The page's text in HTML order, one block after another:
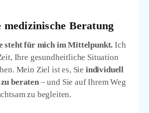
medizinische Beratung
steht für mich im Mittelpunkt. Ich
Ihre gesundheitliche Situation
Mein Ziel ist es, Sie individuell
beraten– und Sie auf Ihrem Weg
zu begleiten.